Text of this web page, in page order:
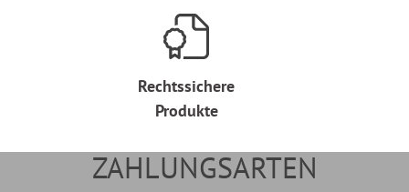
Rechtssichere
Produkte
ZAHLUNGSARTEN